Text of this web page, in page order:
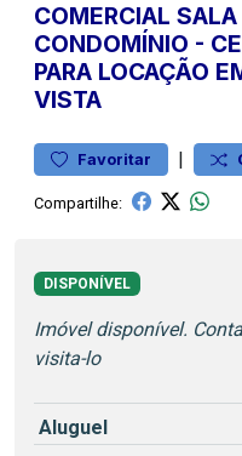
COMERCIAL SALA
CONDOMÍNIO -
PARA LOCAÇÃO
VISTA
Favoritar |
Compartilhe:
DISPONÍVEL
Imóvel disponível.
visita-lo
Aluguel